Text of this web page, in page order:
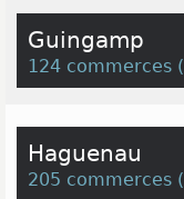
Guingamp
124 commerces (
Haguenau
205 commerces (